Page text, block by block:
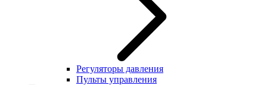
Регуляторы давления
Пульты управления